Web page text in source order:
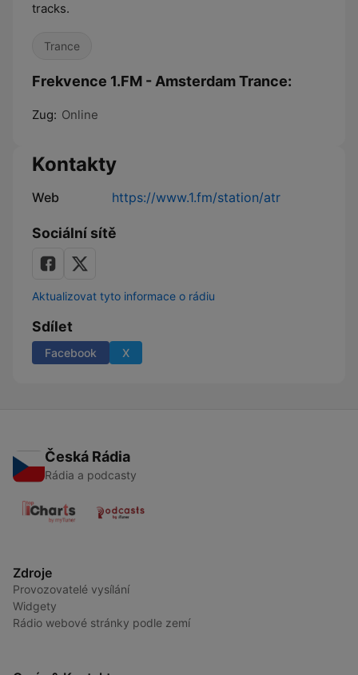
tracks.
Trance
Frekvence 1.FM - Amsterdam Trance:
Zug: Online
Kontakty
Web https://www.1.fm/station/atr
Sociální sítě
Aktualizovat tyto informace o rádiu
Sdílet
Facebook X
Česká Rádia
Rádia a podcasty
Zdroje
Provozovatelé vysílání
Widgety
Rádio webové stránky podle zemí